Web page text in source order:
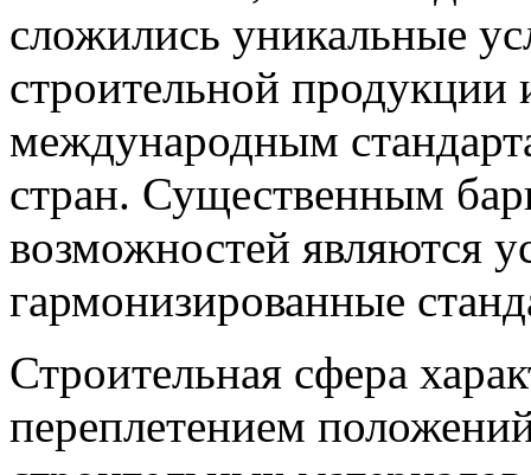
сложились уникальные
строительной продукции
международным
стран. Существенным
возможностей являются
гармонизированные
Строительная сфера
переплетением